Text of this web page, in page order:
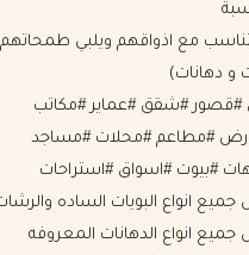
مع اذواقهم ويلبي
و دهانات)
#قصور #شقق #عماير #مكاتب
#مطاعم #محلات #مساجد
#بيوت #اسواق #استراحات
انواع البويات الساده والرشات
جميع انواع الدهانات المعروفه